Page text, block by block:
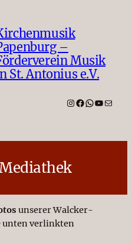
–
Musik
St. Antonius e.V.
Instagram
Facebook
WhatsApp
E-Mail
unserer Walcker-
unten verlinkten